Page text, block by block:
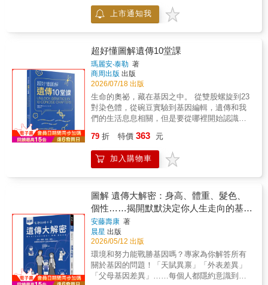
非常淺顯易懂的方式說明。最大的特色是平易
近人好閱讀，但又不至於太過「簡單」。作者
是補習班的生物老師，也曾與電視台合作，並
們介紹它們的職責與角色特質。本書的深度與
廣度剛好介於專為小學生設計的漫畫類休閒圖
書與偏向醫學領域的專業圖書之間，非常適合
國中生和高中生。 2.本書的另一大特色是無論
再深奧的專業用語，也能將之解釋得淺顯易
懂。感覺就像是以一本書的價格，買到學霸整
理好的超強筆記！
顏色與形狀？從這些看似平凡的現象出發，科
學逐步揭開遺傳的規律，建立起理解生命的基
與果蠅實驗等經典案例，重新看見基因如何在
不被察覺的情況下，悄悄塑造萬物的樣貌。
【走進DNA，讀懂生命的語言】當研究從表象
深入到分子層次，DNA成為解碼生命的關鍵。
核酸的發現、雙螺旋結構的揭示，以及基因定
序技術的發展，讓人類第一次得以「閱讀」生
命的訊息。中心法則的提出，描繪出從DNA到
蛋白質的資訊流動路徑，建立起分子生物學的
核心架構。這一段歷程不僅是科學突破的縮
操作的系統。【編輯與創造，改寫生命的可
能】隨著技術進步，人類開始不只閱讀基因，
更嘗試改寫它。基因編輯與合成生物學讓生命
學家逐步探索如何重新組合生命的拼圖。這些
技術帶來前所未有的機會，也引發對倫理與邊
界的思考。當生命能被修改與創造，科學便從
觀察者成為參與者，甚至是改變規則的一方。
【分子戰場，醫療與科技的交會】在分子層級
的理解之上，醫學與科技開始交會並產生深遠
影響。癌症研究、精準醫療與個人化治療，逐
步改變人類對疾病的認知與應對方式。每一個
上市通知我
超好懂圖解遺傳10堂課
瑪麗安‧泰勒 著
商周出版 出版
2026/07/18 出版
生命的奧祕，藏在基因之中。 從雙股螺旋到23
對染色體，從碗豆實驗到基因編輯，遺傳和我
們的生活息息相關，但是要從哪裡開始認識構
字，帶你循序漸進認識遺傳的核心概念。 你將
會學到：DNA：雙股螺旋是由什麼材料構成
的？蛋白質自我複製：同樣是分裂，細胞分裂
因突變為什麼發生？又一定是壞事嗎？演化：
後天得到的特徵，真的不可能透過基因遺傳給
後代嗎？基因與健康：為什麼血型O-的人可以
捐血給所有人，AB+的人卻只能捐給同樣血型
的人？基因工程：遺傳研究如何促成人工食品
的誕生，又如何成為環境保育的新希望？ 透過
十篇簡潔的章節，輕鬆閱讀、快速吸收，無論
是科普入門、生物課補充學習，或滿足對生命
科學的好奇心，都能從中建立扎實基礎！ 本書
79 折 特價 363 元
加入購物車
圖解 遺傳大解密：身高、體重、髮色、
個性……揭開默默決定你人生走向的基因
祕密！
安藤壽康 著
晨星 出版
2026/05/12 出版
環境和努力能戰勝基因嗎？專家為你解答所有
關於基因的問題！「天賦異禀」「外表差異」
「父母基因差異」……每個人都隱約意識到並